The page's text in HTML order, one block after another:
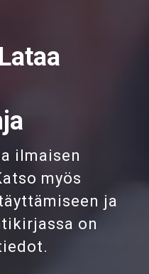
ilmaisen
myös
ja
on